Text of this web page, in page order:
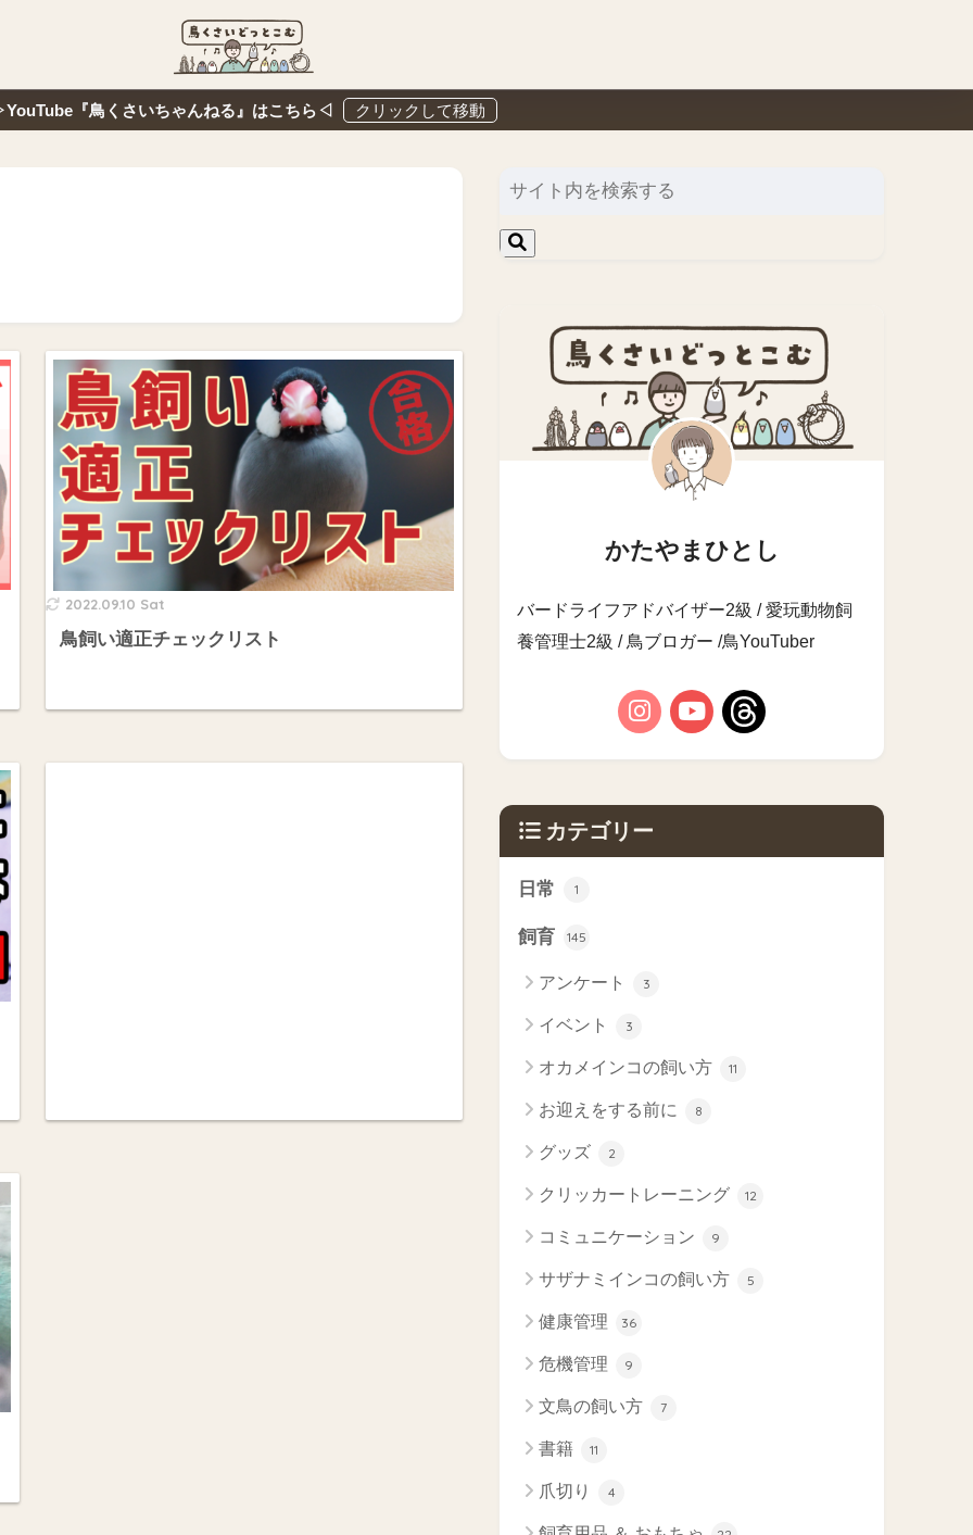
『鳥くさいちゃんねる』はこちら◁
2022.09.10 Sat
鳥飼い適正チェックリスト
かたやまひとし
バードライフアドバイザー2級 / 愛玩動物飼
養管理士2級 / 鳥ブロガー /鳥YouTuber
カテゴリー
日常 1
飼育 145
アンケート 3
イベント 3
オカメインコの飼い方 11
お迎えをする前に 8
グッズ 2
クリッカートレーニング 12
コミュニケーション 9
サザナミインコの飼い方 5
健康管理 36
危機管理 9
文鳥の飼い方 7
書籍 11
爪切り 4